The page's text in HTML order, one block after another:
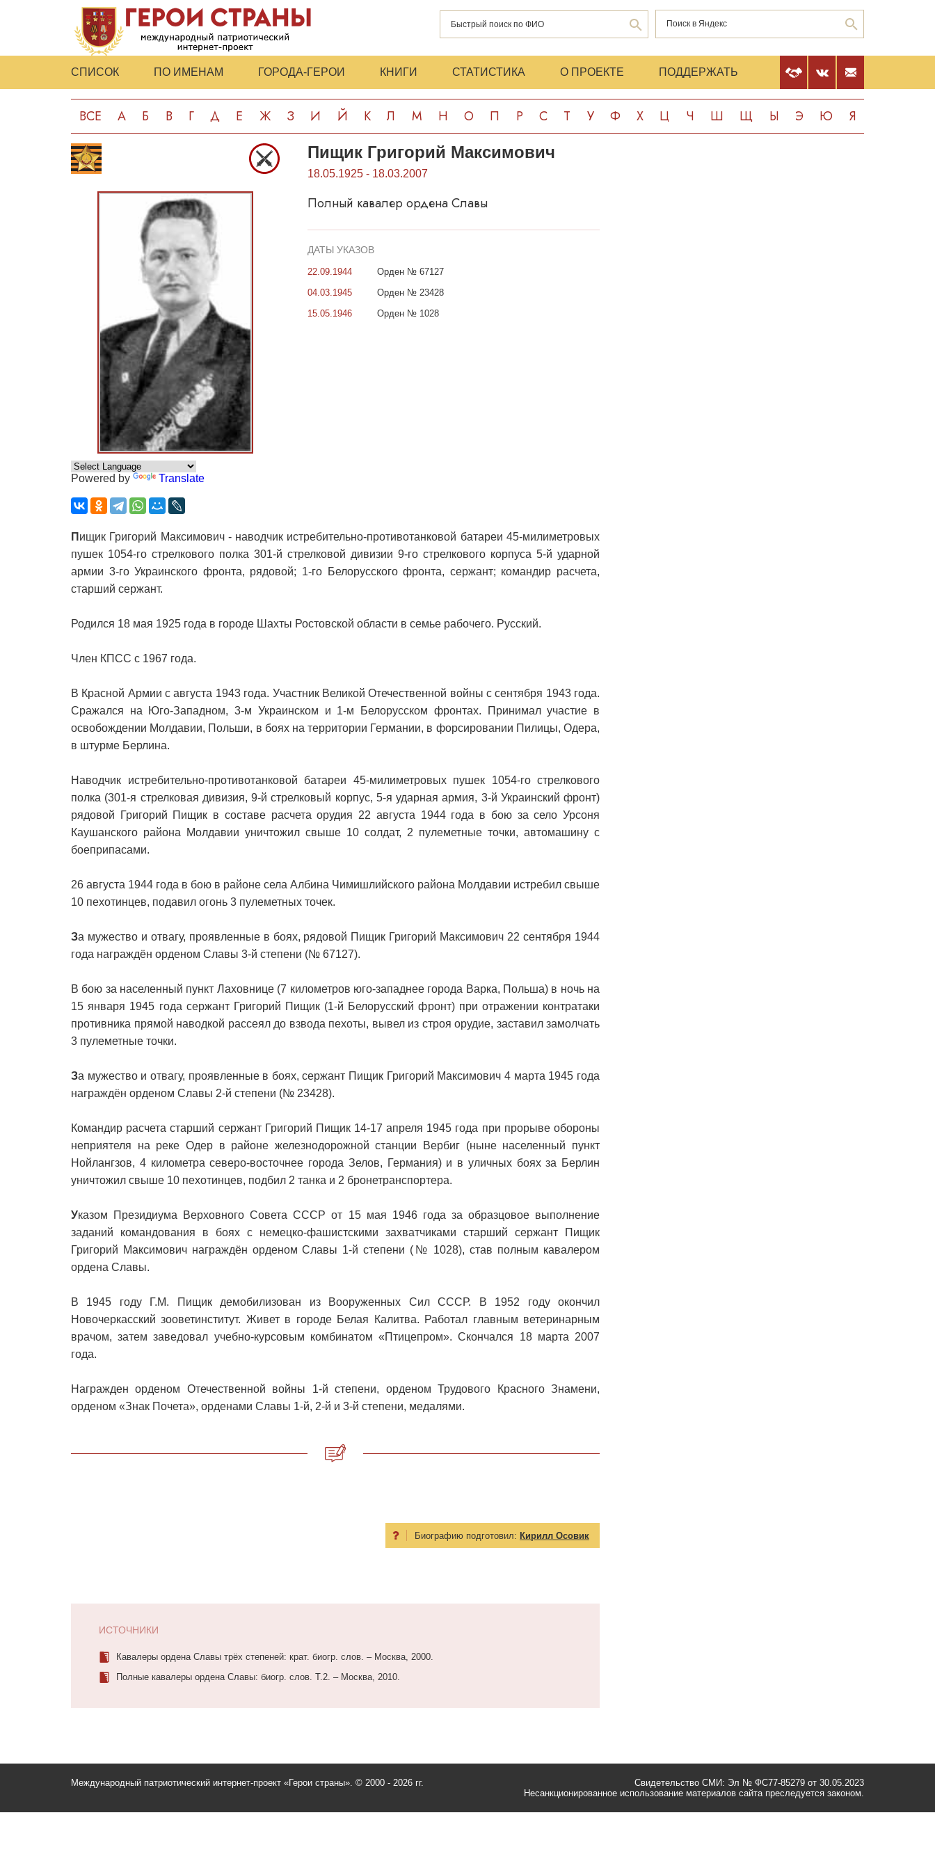
СПИСОК ПО ИМЕНАМ ГОРОДА-ГЕРОИ КНИГИ СТАТИСТИКА О ПРОЕКТЕ ПОДДЕРЖАТЬ
ВСЕ А Б В Г Д Е Ж З И Й К Л М Н О П Р С Т У Ф Х Ц Ч Ш Щ Ы Э Ю Я
Powered by Translate
Пищик Григорий Максимович
18.05.1925 - 18.03.2007
Полный кавалер ордена Славы
ДАТЫ УКАЗОВ
22.09.1944
Орден № 67127
04.03.1945
Орден № 23428
15.05.1946
Орден № 1028
П ищик Григорий Максимович - наводчик истребительно-противотанковой батареи 45-милиметровых
пушек 1054-го стрелкового полка 301-й стрелковой дивизии 9-го стрелкового корпуса 5-й ударной
армии 3-го Украинского фронта, рядовой; 1-го Белорусского фронта, сержант; командир расчета,
старший сержант.
Родился 18 мая 1925 года в городе Шахты Ростовской области в семье рабочего. Русский.
Член КПСС с 1967 года.
В Красной Армии с августа 1943 года. Участник Великой Отечественной войны с сентября 1943 года.
Сражался на Юго-Западном, 3-м Украинском и 1-м Белорусском фронтах. Принимал участие в
освобождении Молдавии, Польши, в боях на территории Германии, в форсировании Пилицы, Одера,
в штурме Берлина.
Наводчик истребительно-противотанковой батареи 45-милиметровых пушек 1054-го стрелкового
полка (301-я стрелковая дивизия, 9-й стрелковый корпус, 5-я ударная армия, 3-й Украинский фронт)
рядовой Григорий Пищик в составе расчета орудия 22 августа 1944 года в бою за село Урсоня
Каушанского района Молдавии уничтожил свыше 10 солдат, 2 пулеметные точки, автомашину с
боеприпасами.
26 августа 1944 года в бою в районе села Албина Чимишлийского района Молдавии истребил свыше
10 пехотинцев, подавил огонь 3 пулеметных точек.
За мужество и отвагу, проявленные в боях, рядовой Пищик Григорий Максимович 22 сентября 1944
года награждён орденом Славы 3-й степени (№ 67127).
В бою за населенный пункт Лаховнице (7 километров юго-западнее города Варка, Польша) в ночь на
15 января 1945 года сержант Григорий Пищик (1-й Белорусский фронт) при отражении контратаки
противника прямой наводкой рассеял до взвода пехоты, вывел из строя орудие, заставил замолчать
3 пулеметные точки.
За мужество и отвагу, проявленные в боях, сержант Пищик Григорий Максимович 4 марта 1945 года
награждён орденом Славы 2-й степени (№ 23428).
Командир расчета старший сержант Григорий Пищик 14-17 апреля 1945 года при прорыве обороны
неприятеля на реке Одер в районе железнодорожной станции Вербиг (ныне населенный пункт
Нойлангзов, 4 километра северо-восточнее города Зелов, Германия) и в уличных боях за Берлин
уничтожил свыше 10 пехотинцев, подбил 2 танка и 2 бронетранспортера.
Указом Президиума Верховного Совета СССР от 15 мая 1946 года за образцовое выполнение
заданий командования в боях с немецко-фашистскими захватчиками старший сержант Пищик
Григорий Максимович награждён орденом Славы 1-й степени (№ 1028), став полным кавалером
ордена Славы.
В 1945 году Г.М. Пищик демобилизован из Вооруженных Сил СССР. В 1952 году окончил
Новочеркасский зооветинститут. Живет в городе Белая Калитва. Работал главным ветеринарным
врачом, затем заведовал учебно-курсовым комбинатом «Птицепром». Скончался 18 марта 2007
года.
Награжден орденом Отечественной войны 1-й степени, орденом Трудового Красного Знамени,
орденом «Знак Почета», орденами Славы 1-й, 2-й и 3-й степени, медалями.
Биографию подготовил: Кирилл Осовик
ИСТОЧНИКИ
Кавалеры ордена Славы трёх степеней: крат. биогр. слов. – Москва, 2000.
Полные кавалеры ордена Славы: биогр. слов. Т.2. – Москва, 2010.
Международный патриотический интернет-проект «Герои страны». © 2000 - 2026 гг.
Свидетельство СМИ: Эл № ФС77-85279 от 30.05.2023
Несанкционированное использование материалов сайта преследуется законом.